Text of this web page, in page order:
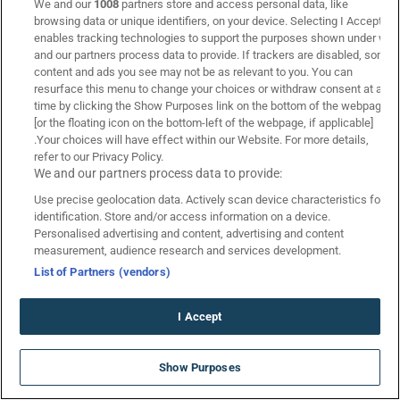
στοιχήματος!
Υποβολή
Είμαι άνω των 21 ετών | Συμφωνώ με τους Όρους &
Προϋποθέσεις*
© Copyright 2026 Betarades
21+
Κουπόνι Πάμε Στοίχημα
Κουπόνι Πάμε Στοίχημα
Livescore
Promo Code SUMMER710 για… 710
Δώρα* ΧΩΡΙΣ ΚΑΤΑΘΕΣΗ
We and our 1008 partners store and access personal data, like
browsing data or unique identifiers, on your device. Selecting I Accept
enables tracking technologies to support the purposes shown under we
and our partners process data to provide. If trackers are disabled, some
content and ads you see may not be as relevant to you. You can
resurface this menu to change your choices or withdraw consent at any
time by clicking the Show Purposes link on the bottom of the webpage
[or the floating icon on the bottom-left of the webpage, if applicable]
.Your choices will have effect within our Website. For more details,
refer to our Privacy Policy.
We and our partners process data to provide:
Use precise geolocation data. Actively scan device characteristics for
identification. Store and/or access information on a device.
Personalised advertising and content, advertising and content
measurement, audience research and services development.
List of Partners (vendors)
I Accept
Show Purposes